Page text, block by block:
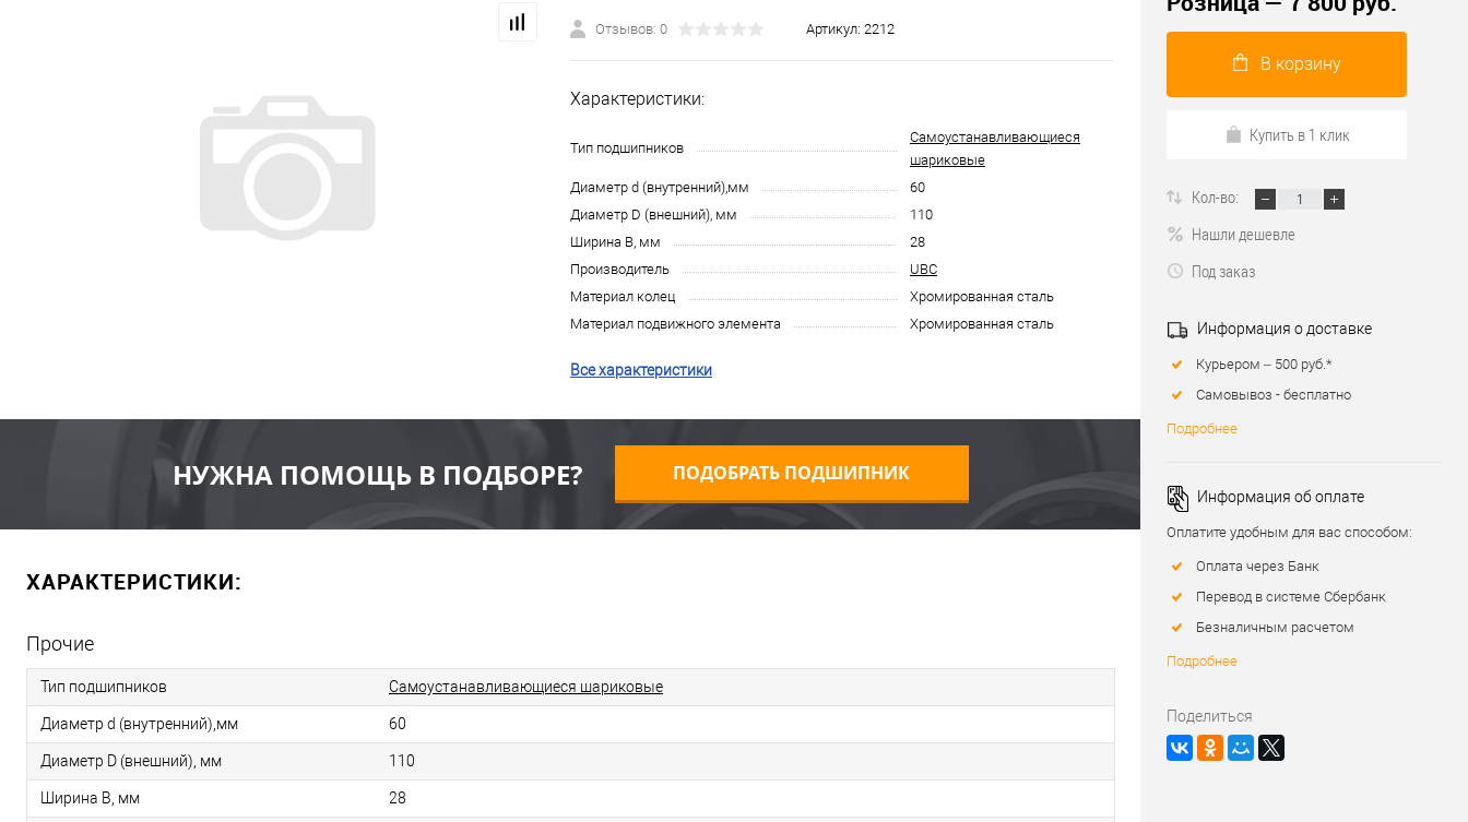
Отзывов: 0 Артикул: 2212
Характеристики:
Тип подшипников
Самоустанавливающиеся
шариковые
Диаметр d (внутренний),мм
60
Диаметр D (внешний), мм
110
Ширина B, мм
28
Производитель
UBC
Материал колец
Хромированная сталь
Материал подвижного элемента
Хромированная сталь
Все характеристики
НУЖНА ПОМОЩЬ В ПОДБОРЕ? ПОДОБРАТЬ ПОДШИПНИК
ХАРАКТЕРИСТИКИ:
Прочие
Тип подшипников Самоустанавливающиеся шариковые
Диаметр d (внутренний),мм 60
Диаметр D (внешний), мм 110
Ширина B, мм 28
В корзину
Купить в 1 клик
Кол-во:
Нашли дешевле
Под заказ
Информация о доставке
Курьером – 500 руб.*
Самовывоз - бесплатно
Подробнее
Информация об оплате
Оплатите удобным для вас способом:
Оплата через Банк
Перевод в системе Сбербанк
Безналичным расчетом
Подробнее
Поделиться